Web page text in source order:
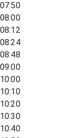
07:50
08:00
08:12
08:24
08:48
09:00
10:00
10:10
10:20
10:30
10:40